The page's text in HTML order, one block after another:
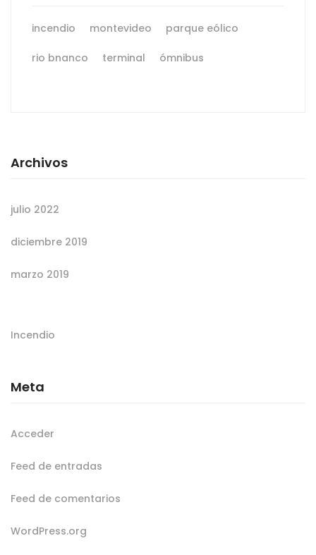
incendio montevideo parque eólico
rio bnanco terminal ómnibus
Archivos
julio 2022
diciembre 2019
marzo 2019
Incendio
Meta
Acceder
Feed de entradas
Feed de comentarios
WordPress.org